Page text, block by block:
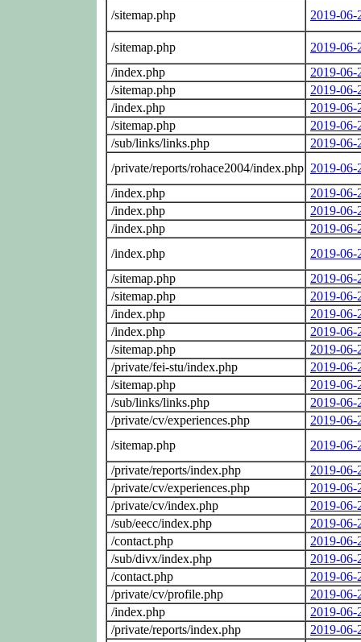
/sitemap.php 2019-06-
/sitemap.php
2019-06-
/index.php
2019-06-
/sitemap.php
2019-06-
/index.php
2019-06-
/sitemap.php
2019-06-
/sub/links/links.php
2019-06-
/private/reports/rohace2004/index.php 2019-06-
/index.php
2019-06-
/index.php
2019-06-
/index.php
2019-06-
/index.php
2019-06-
/sitemap.php
2019-06-
/sitemap.php
2019-06-
/index.php
2019-06-
/index.php
2019-06-
/sitemap.php
2019-06-
/private/fei-stu/index.php
2019-06-
/sitemap.php
2019-06-
/sub/links/links.php
2019-06-
/private/cv/experiences.php
2019-06-
/sitemap.php
2019-06-
/private/reports/index.php
2019-06-
/private/cv/experiences.php
2019-06-
/private/cv/index.php
2019-06-
/sub/eecc/index.php
2019-06-
/contact.php
2019-06-
/sub/divx/index.php
2019-06-
/contact.php
2019-06-
/private/cv/profile.php
2019-06-
/index.php
2019-06-
/private/reports/index.php
2019-06-